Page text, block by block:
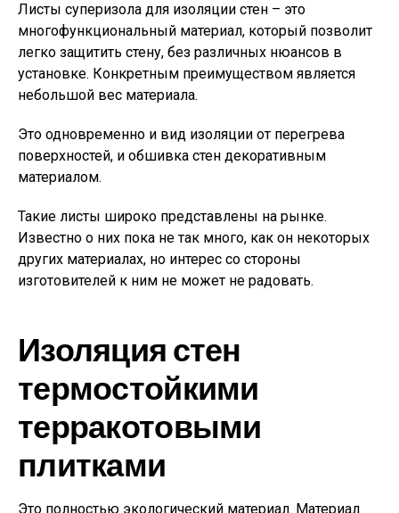
Листы суперизола для изоляции стен – это
многофункциональный материал, который позволит
легко защитить стену, без различных нюансов в
установке. Конкретным преимуществом является
небольшой вес материала.
Это одновременно и вид изоляции от перегрева
поверхностей, и обшивка стен декоративным
материалом.
Такие листы широко представлены на рынке.
Известно о них пока не так много, как он некоторых
других материалах, но интерес со стороны
изготовителей к ним не может не радовать.
Изоляция стен
термостойкими
терракотовыми
плитками
Это полностью экологический материал. Материал